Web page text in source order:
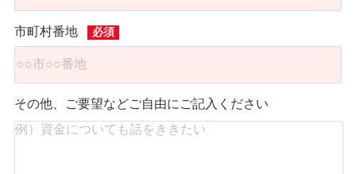
市町村番地
その他、ご要望などご自由にご記入ください